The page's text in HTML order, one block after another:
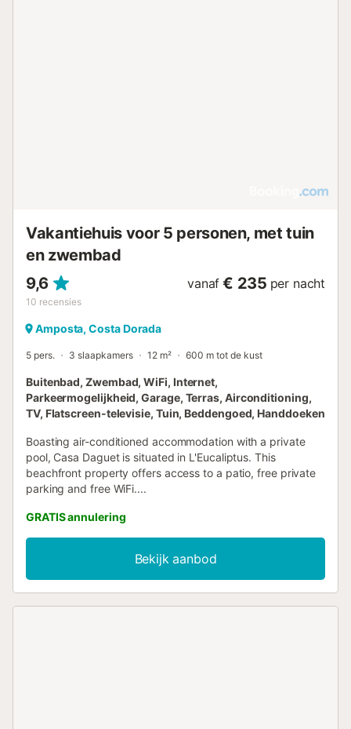
duiken, fietsen, paardrijden en vissen. De omgeving is zeer
Vakantiehuis voor 5 personen, met tuin
en zwembad
9,6
10 recensies
vanaf € 235 per nacht
Amposta, Costa Dorada
5 pers. 3 slaapkamers 12 m² 600 m tot de kust
Buitenbad, Zwembad, WiFi, Internet,
Parkeermogelijkheid, Garage, Terras, Airconditioning,
TV, Flatscreen-televisie, Tuin, Beddengoed, Handdoeken
Boasting air-conditioned accommodation with a private
pool, Casa Daguet is situated in L'Eucaliptus. This
beachfront property offers access to a patio, free private
parking and free WiFi....
GRATIS annulering
Bekijk aanbod